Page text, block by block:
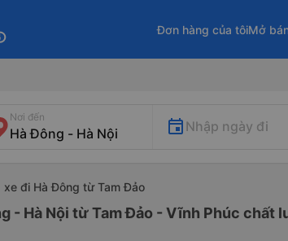
Đơn hàng của tôiMở
Nơi đến
Nhập ngày đi
xe đi Hà Đông từ Tam Đảo
- Hà Nội từ Tam Đảo - Vĩnh Phúc chất